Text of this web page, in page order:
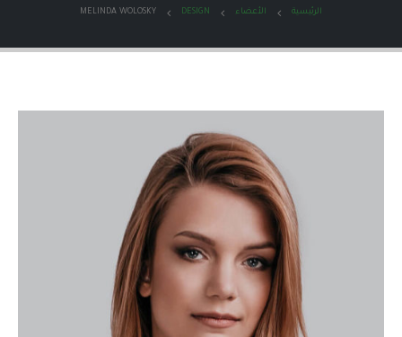
الرئيسية الأعضاء DESIGN
MELINDA WOLOSKY